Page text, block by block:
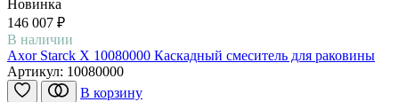
Новинка
146 007 ₽
В наличии
Axor Starck X 10080000 Каскадный смеситель для раковины
Артикул: 10080000
В корзину